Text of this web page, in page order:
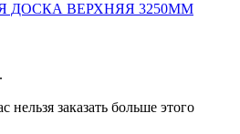
ДОСКА ВЕРХНЯЯ 3250ММ
нельзя заказать больше этого